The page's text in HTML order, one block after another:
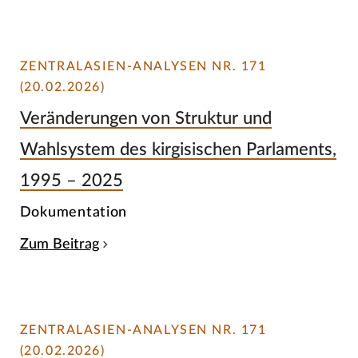
ZENTRALASIEN-ANALYSEN NR. 171
(20.02.2026)
Veränderungen von Struktur und
Wahlsystem des kirgisischen Parlaments,
1995 – 2025
Dokumentation
Zum Beitrag
ZENTRALASIEN-ANALYSEN NR. 171
(20.02.2026)